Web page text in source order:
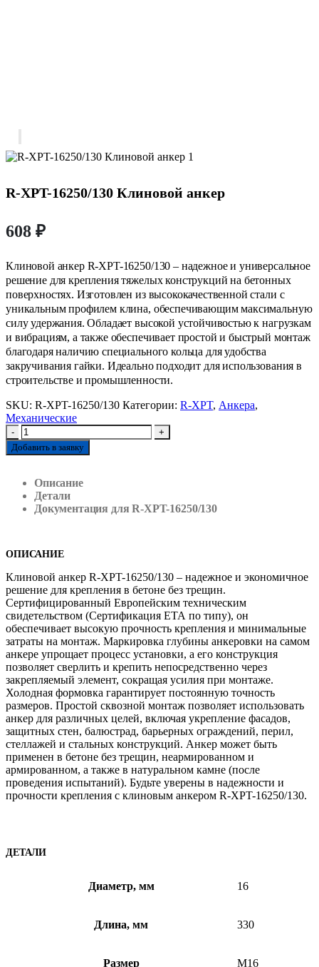
R-XPT-16250/130 Клиновой анкер
608 ₽
Клиновой анкер R-XPT-16250/130 – надежное и универсальное
решение для крепления тяжелых конструкций на бетонных
поверхностях. Изготовлен из высококачественной стали с
уникальным профилем клина, обеспечивающим максимальную
силу удержания. Обладает высокой устойчивостью к нагрузкам
и вибрациям, а также обеспечивает простой и быстрый монтаж
благодаря наличию специального кольца для удобства
закручивания гайки. Идеально подходит для использования в
строительстве и промышленности.
SKU: R-XPT-16250/130 Категории: R-XPT, Анкера,
Механические
-
+
Добавить в заявку
Описание
Детали
Документация для R-XPT-16250/130
ОПИСАНИЕ
Клиновой анкер R-XPT-16250/130 – надежное и экономичное
решение для крепления в бетоне без трещин.
Сертифицированный Европейским техническим
свидетельством (Сертификация ЕТА по типу), он
обеспечивает высокую прочность крепления и минимальные
затраты на монтаж. Маркировка глубины анкеровки на самом
анкере упрощает процесс установки, а его конструкция
позволяет сверлить и крепить непосредственно через
закрепляемый элемент, сокращая усилия при монтаже.
Холодная формовка гарантирует постоянную точность
размеров. Простой сквозной монтаж позволяет использовать
анкер для различных целей, включая укрепление фасадов,
защитных стен, балюстрад, барьерных ограждений, перил,
стеллажей и стальных конструкций. Анкер может быть
применен в бетоне без трещин, неармированном и
армированном, а также в натуральном камне (после
проведения испытаний). Будьте уверены в надежности и
прочности крепления с клиновым анкером R-XPT-16250/130.
ДЕТАЛИ
Диаметр, мм 16
Длина, мм 330
Размер M16